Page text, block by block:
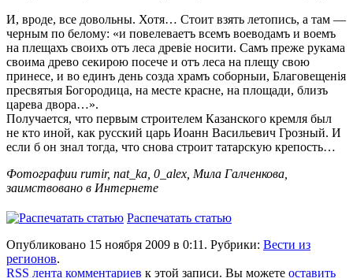
И, вроде, все довольны. Хотя… Стоит взять летопись, а там —
черным по белому: «и повелеваетъ всемъ воеводамъ и воемъ
на плещахъ своихъ отъ леса древіе носити. Самъ преже рукама
своима древо секирою посече и отъ леса на плещу свою
принесе, и во единъ день созда храмъ соборныи, Благовещенія
пресвятыя Богородица, на месте красне, на площади, близъ
царева двора…».
Получается, что первым строителем Казанского кремля был
не кто иной, как русский царь Иоанн Васильевич Грозный. И
если б он знал тогда, что снова строит татарскую крепость…
Фотографии rumir, nat_ka, 0_alex, Мила Галченкова,
заимствовано в Интернете
Распечатать статью
Опубликовано 15 ноября 2009 в 0:11. Рубрики: Вести из
регионов.
RSS лента комментариев к этой записи. Вы можете оставить